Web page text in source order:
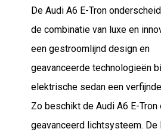
De Audi A6 E-Tron
de combinatie van luxe en
een gestroomlijnd design en
geavanceerde technologieën
elektrische sedan een
Zo beschikt de Audi A6 E-Tron
geavanceerd lichtsysteem. De